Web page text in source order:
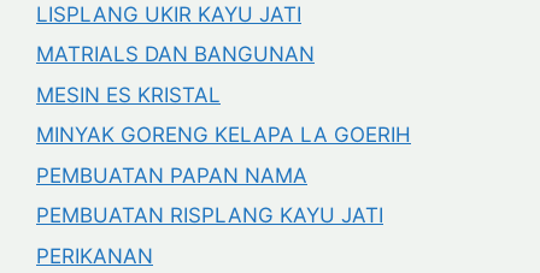
LISPLANG UKIR KAYU JATI
MATRIALS DAN BANGUNAN
MESIN ES KRISTAL
MINYAK GORENG KELAPA LA GOERIH
PEMBUATAN PAPAN NAMA
PEMBUATAN RISPLANG KAYU JATI
PERIKANAN